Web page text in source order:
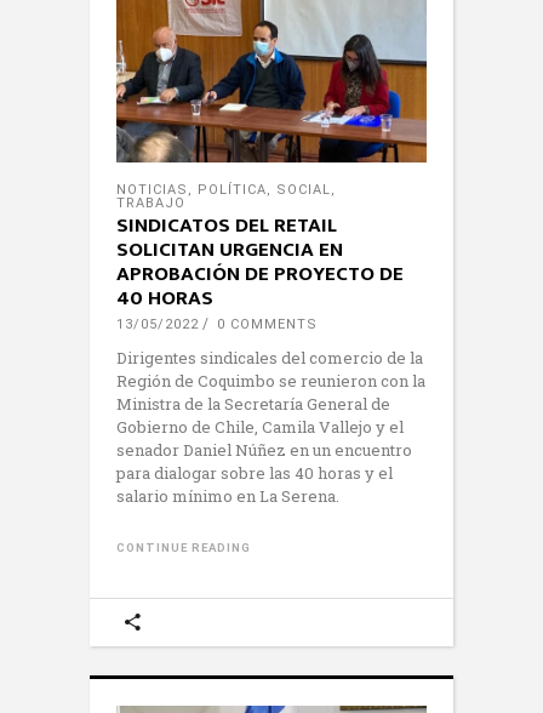
NOTICIAS , POLÍTICA, SOCIAL,
TRABAJO
SINDICATOS DEL RETAIL
SOLICITAN URGENCIA EN
APROBACIÓN DE PROYECTO DE
40 HORAS
13/05/2022 0 COMMENTS
Dirigentes sindicales del comercio de la
Región de Coquimbo se reunieron con la
Ministra de la Secretaría General de
Gobierno de Chile, Camila Vallejo y el
senador Daniel Núñez en un encuentro
para dialogar sobre las 40 horas y el
salario mínimo en La Serena.
CONTINUE READING